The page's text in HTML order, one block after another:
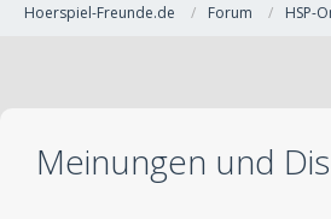
Hoerspiel-Freunde.de Forum HSP-
Meinungen und